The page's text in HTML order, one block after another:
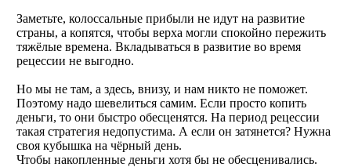
Заметьте, колоссальные прибыли не идут на развитие
страны, а копятся, чтобы верха могли спокойно пережить
тяжёлые времена. Вкладываться в развитие во время
рецессии не выгодно.
Но мы не там, а здесь, внизу, и нам никто не поможет.
Поэтому надо шевелиться самим. Если просто копить
деньги, то они быстро обесценятся. На период рецессии
такая стратегия недопустима. А если он затянется? Нужна
своя кубышка на чёрный день.
Чтобы накопленные деньги хотя бы не обесценивались.